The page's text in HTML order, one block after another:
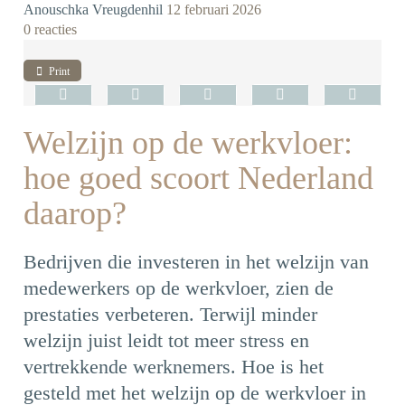
Anouschka Vreugdenhil 12 februari 2026
0 reacties
Print
Welzijn op de werkvloer:
hoe goed scoort Nederland
daarop?
Bedrijven die investeren in het welzijn van
medewerkers op de werkvloer, zien de
prestaties verbeteren. Terwijl minder
welzijn juist leidt tot meer stress en
vertrekkende werknemers. Hoe is het
gesteld met het welzijn op de werkvloer in